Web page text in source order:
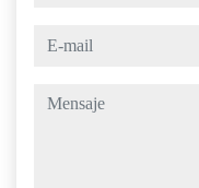
e-mail
mensaje